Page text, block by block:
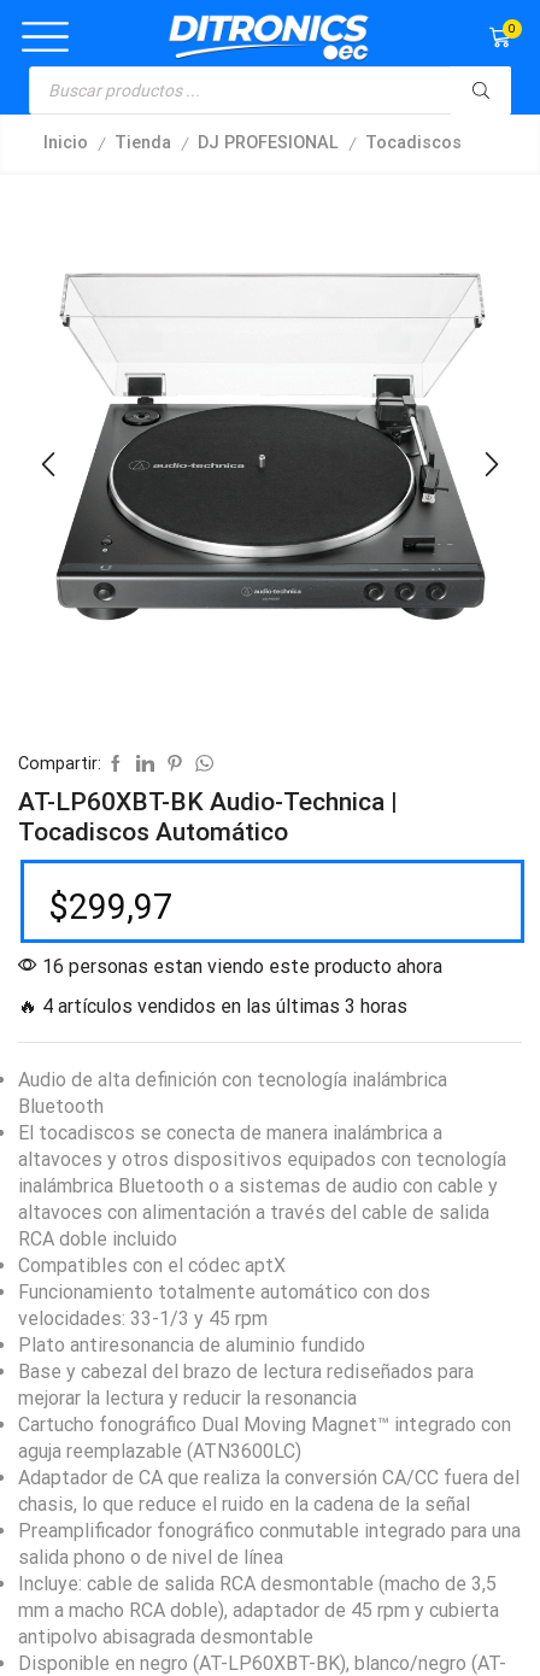
0
Inicio / Tienda / DJ PROFESIONAL / Tocadiscos
Compartir:
AT-LP60XBT-BK Audio-Technica |
Tocadiscos Automático
$299,97
16 personas estan viendo este producto ahora
🔥 4 artículos vendidos en las últimas 3 horas
Audio de alta definición con tecnología inalámbrica
Bluetooth
El tocadiscos se conecta de manera inalámbrica a
altavoces y otros dispositivos equipados con tecnología
inalámbrica Bluetooth o a sistemas de audio con cable y
altavoces con alimentación a través del cable de salida
RCA doble incluido
Compatibles con el códec aptX
Funcionamiento totalmente automático con dos
velocidades: 33-1/3 y 45 rpm
Plato antiresonancia de aluminio fundido
Base y cabezal del brazo de lectura rediseñados para
mejorar la lectura y reducir la resonancia
Cartucho fonográfico Dual Moving Magnet™ integrado con
aguja reemplazable (ATN3600LC)
Adaptador de CA que realiza la conversión CA/CC fuera del
chasis, lo que reduce el ruido en la cadena de la señal
Preamplificador fonográfico conmutable integrado para una
salida phono o de nivel de línea
Incluye: cable de salida RCA desmontable (macho de 3,5
mm a macho RCA doble), adaptador de 45 rpm y cubierta
antipolvo abisagrada desmontable
Disponible en negro (AT-LP60XBT-BK), blanco/negro (AT-